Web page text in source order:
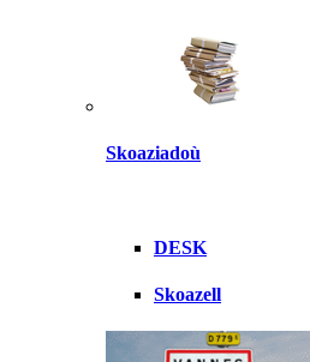
Skoaziadoù
DESK
Skoazell